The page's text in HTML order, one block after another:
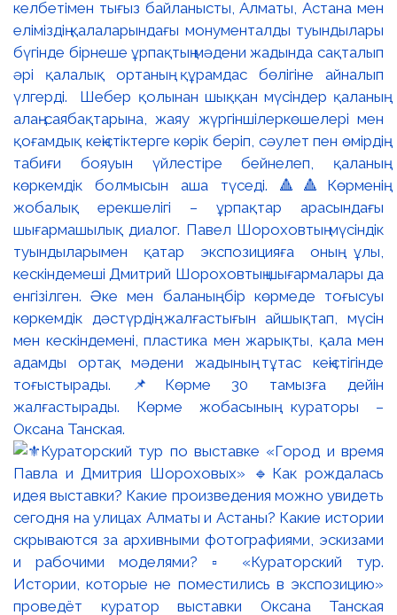
келбетімен тығыз байланысты, Алматы, Астана мен
еліміздің қалаларындағы монументалды туындылары
бүгінде бірнеше ұрпақтың мәдени жадында сақталып
әрі қалалық ортаның құрамдас бөлігіне айналып
үлгерді. Шебер қолынан шыққан мүсіндер қаланың
алаң-саябақтарына, жаяу жүргіншілеркөшелері мен
қоғамдық кеңістіктерге көрік беріп, сәулет пен өмірдің
табиғи бояуын үйлестіре бейнелеп, қаланың
көркемдік болмысын аша түседі. 🔺🔺Көрменің
жобалық ерекшелігі – ұрпақтар арасындағы
шығармашылық диалог. Павел Шороховтың мүсіндік
туындыларымен қатар экспозицияға оның ұлы,
кескіндемеші Дмитрий Шороховтың шығармалары да
енгізілген. Әке мен баланың бір көрмеде тоғысуы
көркемдік дәстүрдің жалғастығын айшықтап, мүсін
мен кескіндемені, пластика мен жарықты, қала мен
адамды ортақ мәдени жадының тұтас кеңістігінде
тоғыстырады. 📌Көрме 30 тамызға дейін
жалғастырады. Көрме жобасының кураторы –
Оксана Танская.